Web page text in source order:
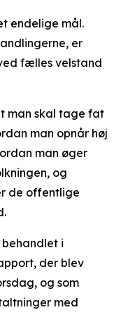
endelige mål.
er
fælles velstand
man skal tage fat
man opnår høj
man øger
og
de offentlige
i
der blev
og som
med